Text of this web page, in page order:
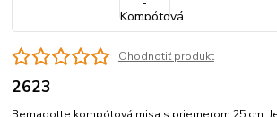
Ohodnotiť produkt
2623